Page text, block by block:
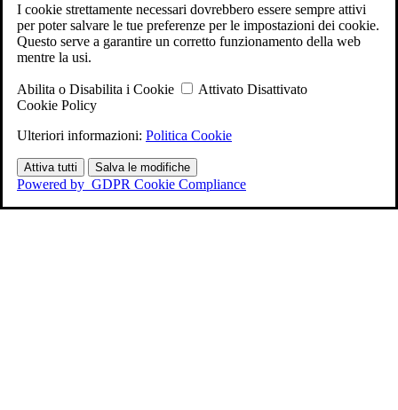
I cookie strettamente necessari dovrebbero essere sempre attivi
per poter salvare le tue preferenze per le impostazioni dei cookie.
Questo serve a garantire un corretto funzionamento della web
mentre la usi.
Abilita o Disabilita i Cookie Attivato Disattivato
Cookie Policy
Ulteriori informazioni: Politica Cookie
Attiva tutti Salva le modifiche
Powered by GDPR Cookie Compliance